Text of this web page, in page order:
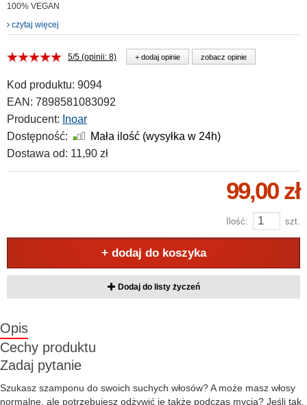
100% VEGAN
czytaj więcej
5/5 (opinii: 8) + dodaj opinie zobacz opinie
Kod produktu: 9094
EAN: 7898581083092
Producent: Inoar
Dostępność:
Mała ilość (wysyłka w 24h)
Dostawa od: 11,90 zł
99,00 zł
Ilość: szt.
+ dodaj do koszyka
Dodaj do listy życzeń
Opis
Cechy produktu
Zadaj pytanie
Szukasz szamponu do swoich suchych włosów? A może masz włosy
normalne, ale potrzebujesz odżywić je także podczas mycia? Jeśli tak,